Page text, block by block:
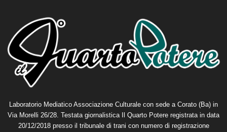
Laboratorio Mediatico Associazione Culturale con sede a Corato (Ba) in
Via Morelli 26/28. Testata giornalistica Il Quarto Potere registrata in data
20/12/2018 presso il tribunale di trani con numero di registrazione